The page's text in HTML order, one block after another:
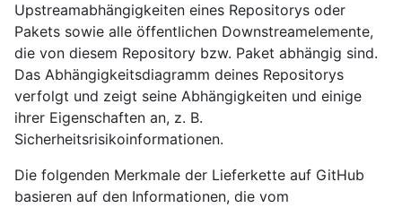
Upstreamabhängigkeiten eines Repositorys oder
Pakets sowie alle öffentlichen Downstreamelemente,
die von diesem Repository bzw. Paket abhängig sind.
Das Abhängigkeitsdiagramm deines Repositorys
verfolgt und zeigt seine Abhängigkeiten und einige
ihrer Eigenschaften an, z. B.
Sicherheitsrisikoinformationen.
Die folgenden Merkmale der Lieferkette auf GitHub
basieren auf den Informationen, die vom